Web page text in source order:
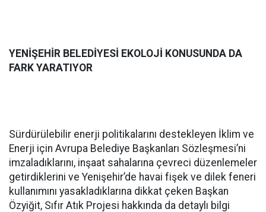
YENİŞEHİR BELEDİYESİ EKOLOJİ KONUSUNDA DA
FARK YARATIYOR
Sürdürülebilir enerji politikalarını destekleyen İklim ve
Enerji için Avrupa Belediye Başkanları Sözleşmesi’ni
imzaladıklarını, inşaat sahalarına çevreci düzenlemeler
getirdiklerini ve Yenişehir’de havai fişek ve dilek feneri
kullanımını yasakladıklarına dikkat çeken Başkan
Özyiğit, Sıfır Atık Projesi hakkında da detaylı bilgi